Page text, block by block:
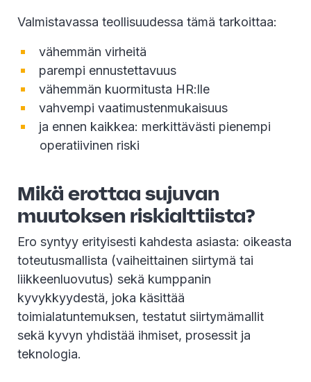
Valmistavassa teollisuudessa tämä tarkoittaa:
vähemmän virheitä
parempi ennustettavuus
vähemmän kuormitusta HR:lle
vahvempi vaatimustenmukaisuus
ja ennen kaikkea: merkittävästi pienempi
operatiivinen riski
Mikä erottaa sujuvan
muutoksen riskialttiista?
Ero syntyy erityisesti kahdesta asiasta: oikeasta
toteutusmallista (vaiheittainen siirtymä tai
liikkeenluovutus) sekä kumppanin
kyvykkyydestä, joka käsittää
toimialatuntemuksen, testatut siirtymämallit
sekä kyvyn yhdistää ihmiset, prosessit ja
teknologia.